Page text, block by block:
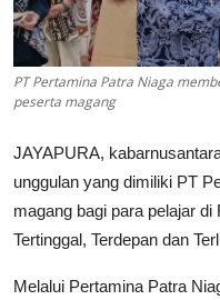
Parlementaria
PT Pertamina Patra Niaga
peserta magang
JAYAPURA,
unggulan yang dimiliki PT
magang bagi para pelajar
Tertinggal, Terdepan dan
Melalui Pertamina Patra